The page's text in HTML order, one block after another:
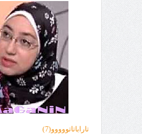
تاراباتاتووووو(7)